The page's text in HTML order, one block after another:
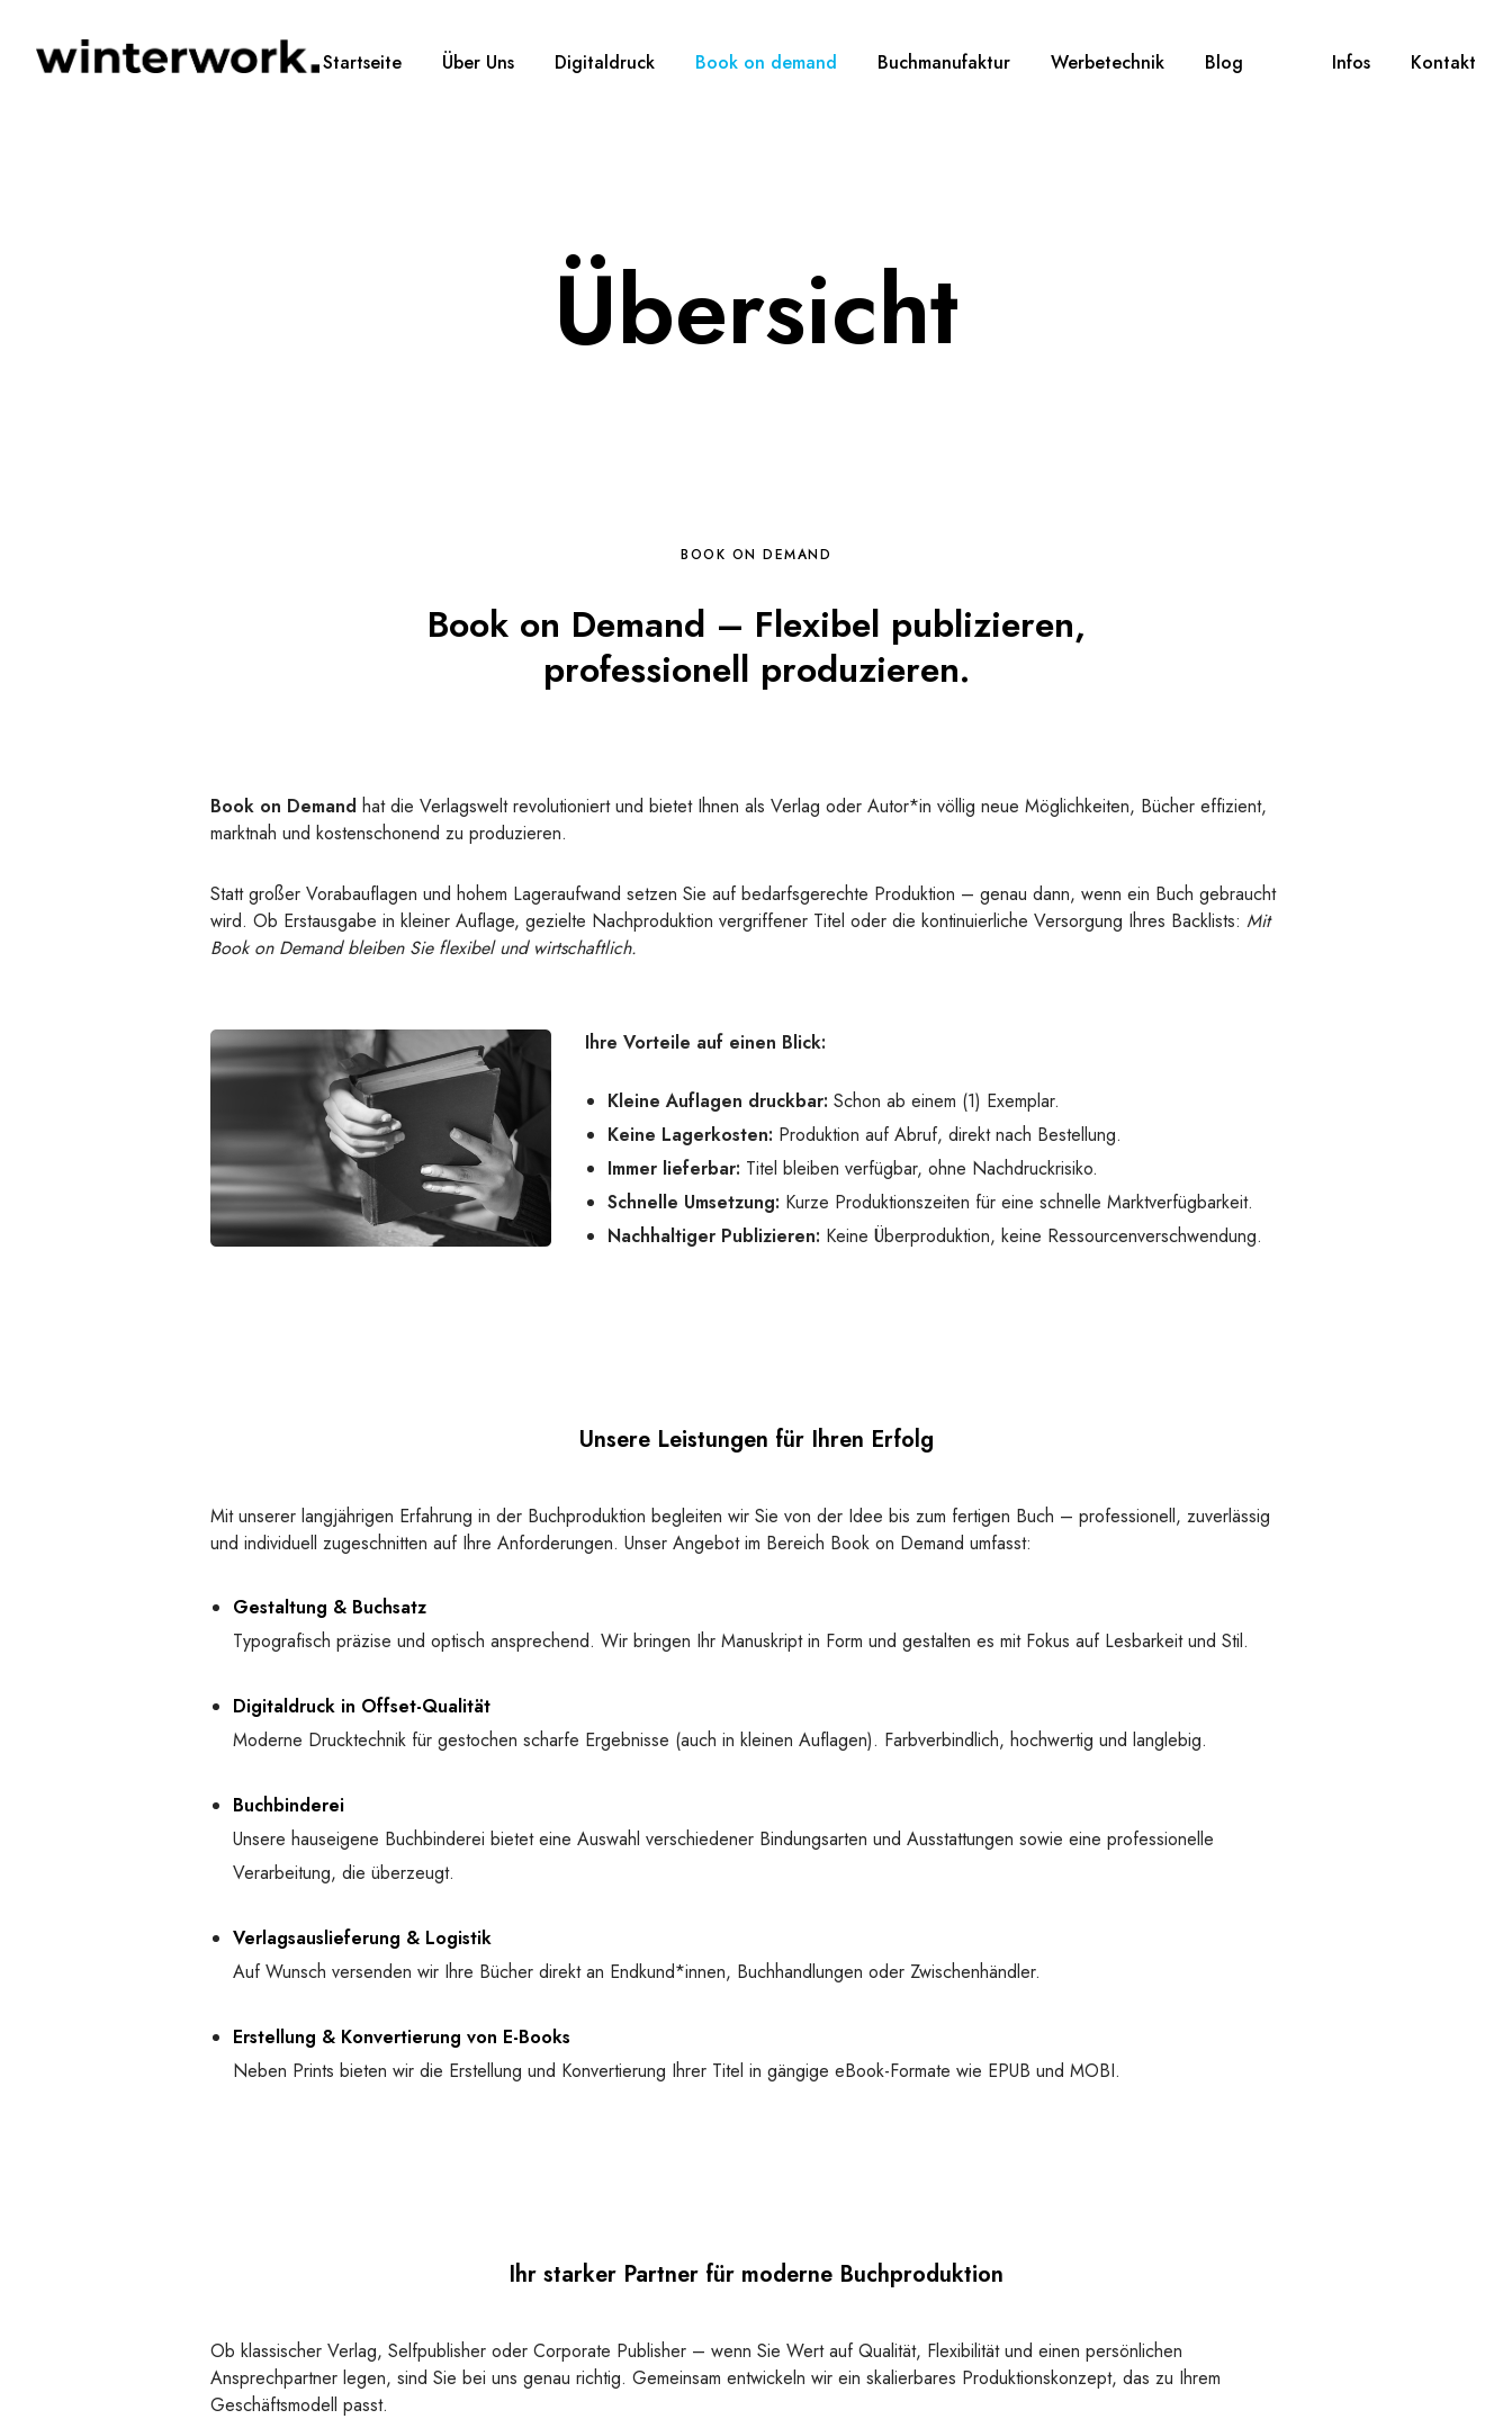
Startseite Über Uns Digitaldruck Book on demand Buchmanufaktur Werbetechnik Blog Infos Kontakt
Übersicht
BOOK ON DEMAND
Book on Demand – Flexibel publizieren,
professionell produzieren.
Book on Demand hat die Verlagswelt revolutioniert und bietet Ihnen als Verlag oder Autor*in völlig neue Möglichkeiten, Bücher effizient,
marktnah und kostenschonend zu produzieren.
Statt großer Vorabauflagen und hohem Lageraufwand setzen Sie auf bedarfsgerechte Produktion – genau dann, wenn ein Buch gebraucht
wird. Ob Erstausgabe in kleiner Auflage, gezielte Nachproduktion vergriffener Titel oder die kontinuierliche Versorgung Ihres Backlists: Mit
Book on Demand bleiben Sie flexibel und wirtschaftlich.
Ihre Vorteile auf einen Blick:
Kleine Auflagen druckbar: Schon ab einem (1) Exemplar.
Keine Lagerkosten: Produktion auf Abruf, direkt nach Bestellung.
Immer lieferbar: Titel bleiben verfügbar, ohne Nachdruckrisiko.
Schnelle Umsetzung: Kurze Produktionszeiten für eine schnelle Marktverfügbarkeit.
Nachhaltiger Publizieren: Keine Überproduktion, keine Ressourcenverschwendung.
Unsere Leistungen für Ihren Erfolg
Mit unserer langjährigen Erfahrung in der Buchproduktion begleiten wir Sie von der Idee bis zum fertigen Buch – professionell, zuverlässig
und individuell zugeschnitten auf Ihre Anforderungen. Unser Angebot im Bereich Book on Demand umfasst:
Gestaltung & Buchsatz
Typografisch präzise und optisch ansprechend. Wir bringen Ihr Manuskript in Form und gestalten es mit Fokus auf Lesbarkeit und Stil.
Digitaldruck in Offset-Qualität
Moderne Drucktechnik für gestochen scharfe Ergebnisse (auch in kleinen Auflagen). Farbverbindlich, hochwertig und langlebig.
Buchbinderei
Unsere hauseigene Buchbinderei bietet eine Auswahl verschiedener Bindungsarten und Ausstattungen sowie eine professionelle
Verarbeitung, die überzeugt.
Verlagsauslieferung & Logistik
Auf Wunsch versenden wir Ihre Bücher direkt an Endkund*innen, Buchhandlungen oder Zwischenhändler.
Erstellung & Konvertierung von E-Books
Neben Prints bieten wir die Erstellung und Konvertierung Ihrer Titel in gängige eBook-Formate wie EPUB und MOBI.
Ihr starker Partner für moderne Buchproduktion
Ob klassischer Verlag, Selfpublisher oder Corporate Publisher – wenn Sie Wert auf Qualität, Flexibilität und einen persönlichen
Ansprechpartner legen, sind Sie bei uns genau richtig. Gemeinsam entwickeln wir ein skalierbares Produktionskonzept, das zu Ihrem
Geschäftsmodell passt.